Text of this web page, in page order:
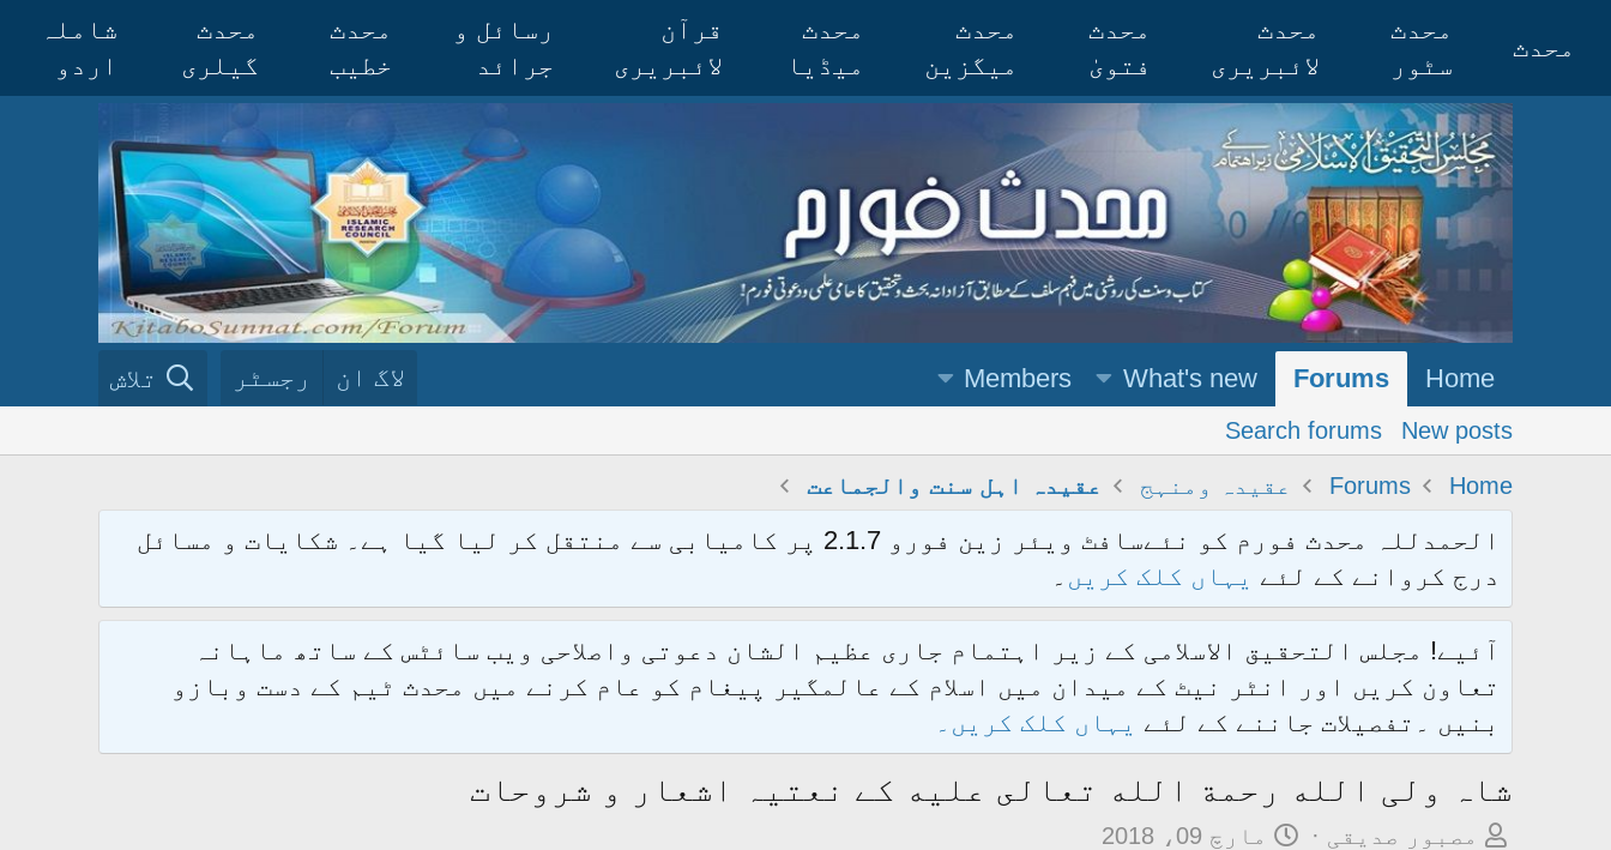
محدث
محدث
سٹور
محدث
لائبریری
محدث
فتویٰ
محدث
میگزین
محدث
میڈیا
قرآن
لائبریری
رسائل و
جرائد
محدث
خطیب
محدث
گیلری
شاملہ
اردو
Home
Forums
What's new
Members لاگ ان رجسٹر تلاش
New posts
Search forums
Home
Forums عقیدہ ومنہج عقیدہ اہل سنت والجماعت
الحمدللہ محدث فورم کو نئےسافٹ ویئر زین فورو 2.1.7 پر کامیابی سے منتقل کر لیا گیا ہے۔ شکایات و مسائل
درج کروانے کے لئے یہاں کلک کریں ۔
آئیے! مجلس التحقیق الاسلامی کے زیر اہتمام جاری عظیم الشان دعوتی واصلاحی ویب سائٹس کے ساتھ ماہانہ
تعاون کریں اور انٹر نیٹ کے میدان میں اسلام کے عالمگیر پیغام کو عام کرنے میں محدث ٹیم کے دست وبازو
بنیں ۔تفصیلات جاننے کے لئے یہاں کلک کریں۔
شاہ ولی الله رحمة الله تعالى علیه کے نعتیہ اشعار و شروحات
ممصبور صدیقی
تمارچ 09، 2018